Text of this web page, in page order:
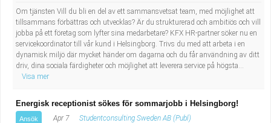
Om tjänsten Vill du bli en del av ett sammansvetsat team, med möjlighet att
tillsammans förbättras och utvecklas? Är du strukturerad och ambitiös och vill
jobba på ett företag som lyfter sina medarbetare? KFX HR-partner söker nu en
servicekoordinator till vår kund i Helsingborg. Trivs du med att arbeta i en
dynamisk miljö där mycket händer om dagarna och du får användning av ditt
driv, dina sociala färdigheter och möjlighet att leverera service på högsta...
Visa mer
Energisk receptionist sökes för sommarjobb i Helsingborg!
Ansök Apr 7
Studentconsulting Sweden AB (Publ)